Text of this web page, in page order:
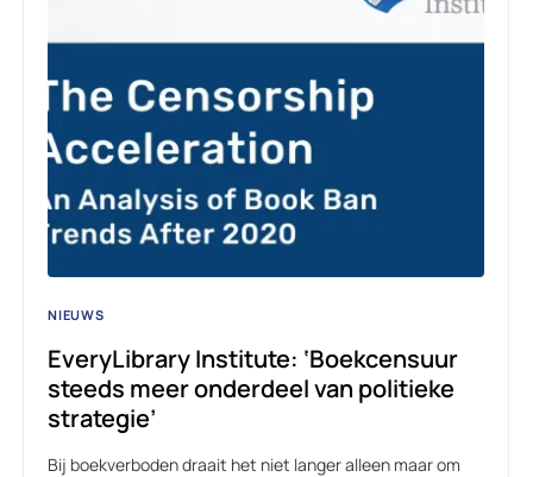
NIEUWS
EveryLibrary Institute: ‘Boekcensuur
steeds meer onderdeel van politieke
strategie’
Bij boekverboden draait het niet langer alleen maar om